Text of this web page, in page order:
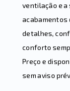
ventilação e a
acabamentos
detalhes,
conforto
Preço e
sem aviso